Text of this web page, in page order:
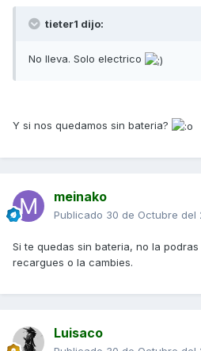
tieter1 dijo:
No lleva. Solo electrico
Y si nos quedamos sin bateria?
meinako
Publicado 30 de Octubre del
Si te quedas sin bateria, no la
recargues o la cambies.
Luisaco